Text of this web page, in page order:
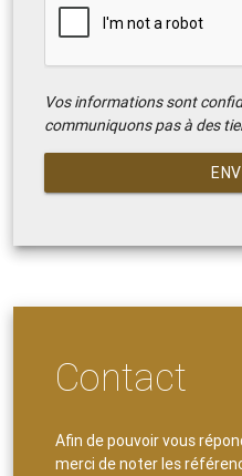
Vos informations sont
communiquons pas à des
Contact
Afin de pouvoir vous
merci de noter les